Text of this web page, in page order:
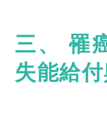
三、 罹
失能給